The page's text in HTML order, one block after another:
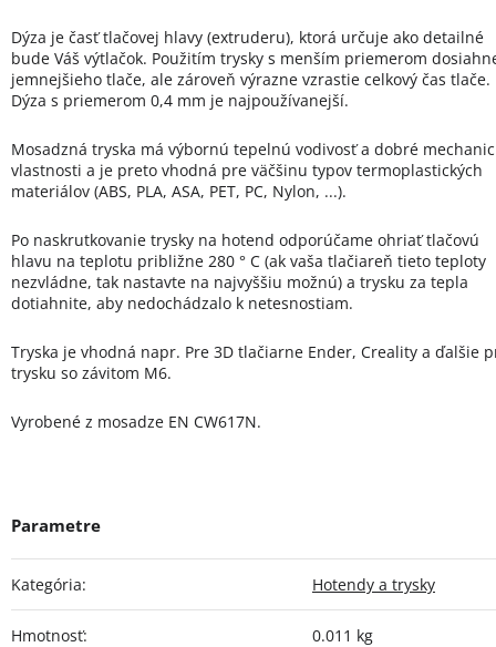
Dýza je časť tlačovej hlavy (extruderu), ktorá určuje ako detailné
bude Váš výtlačok. Použitím trysky s menším priemerom
jemnejšieho tlače, ale zároveň výrazne vzrastie celkový čas tlače.
Dýza s priemerom 0,4 mm je najpoužívanejší.
Mosadzná tryska má výbornú tepelnú vodivosť a dobré
vlastnosti a je preto vhodná pre väčšinu typov termoplastických
materiálov (ABS, PLA, ASA, PET, PC, Nylon, ...).
Po naskrutkovanie trysky na hotend odporúčame ohriať tlačovú
hlavu na teplotu približne 280 ° C (ak vaša tlačiareň tieto teploty
nezvládne, tak nastavte na najvyššiu možnú) a trysku za tepla
dotiahnite, aby nedochádzalo k netesnostiam.
Tryska je vhodná napr. Pre 3D tlačiarne Ender, Creality a ďalšie
trysku so závitom M6.
Vyrobené z mosadze EN CW617N.
Kategória: Hotendy a trysky
Hmotnosť: 0.011 kg